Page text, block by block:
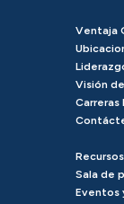
Ventaja
Visión
Carreras
Recursos
Sala de
Eventos